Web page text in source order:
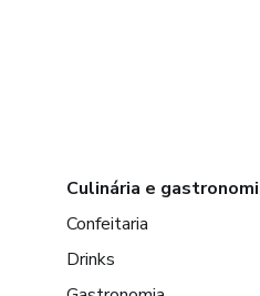
Culinária e
Confeitaria
Drinks